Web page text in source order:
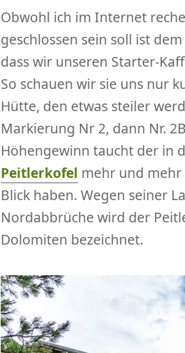
Obwohl ich im Internet
geschlossen sein soll ist
dass wir unseren Starter-
So schauen wir sie uns nur
Hütte, den etwas steiler
Markierung Nr 2, dann Nr.
Höhengewinn taucht der in
Peitlerkofel mehr und mehr
Blick haben. Wegen seiner
Nordabbrüche wird der
Dolomiten bezeichnet.